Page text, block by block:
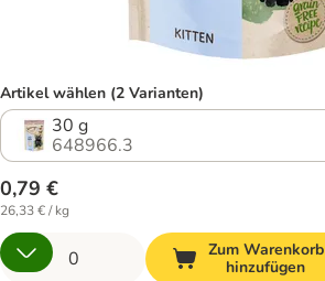
Artikel wählen (2 Varianten)
30 g
648966.3
0,79 €
26,33 € / kg
Zum Warenkorb
hinzufügen